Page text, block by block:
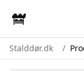
Stalddør.dk /